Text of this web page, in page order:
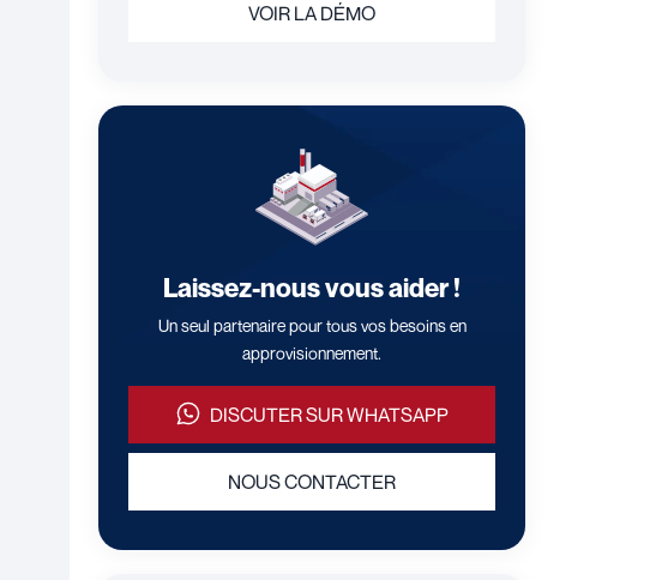
VOIR LA DÉMO
Laissez-nous vous aider !
Un seul partenaire pour tous vos besoins en
approvisionnement.
DISCUTER SUR WHATSAPP
NOUS CONTACTER